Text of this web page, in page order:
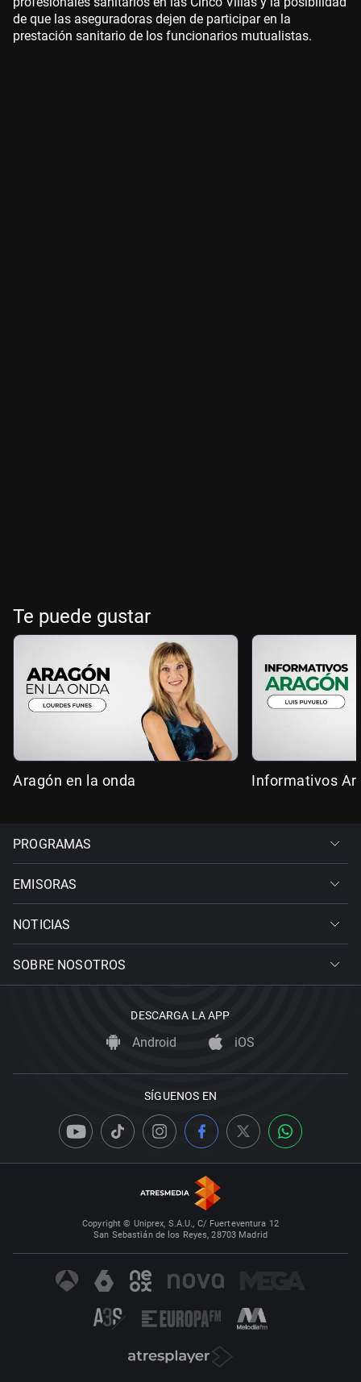
de que las aseguradoras dejen de participar en la
prestación sanitario de los funcionarios mutualistas.
Te puede gustar
Aragón en la onda Informativos
PROGRAMAS
EMISORAS
NOTICIAS
SOBRE NOSOTROS
DESCARGA LA APP
Android iOS
SÍGUENOS EN
Copyright © Uniprex, S.A.U., C/ Fuerteventura 12
San Sebastián de los Reyes, 28703 Madrid